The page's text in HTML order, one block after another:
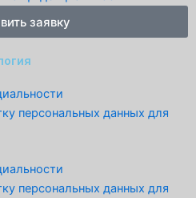
заявку
персональных данных для
персональных данных для